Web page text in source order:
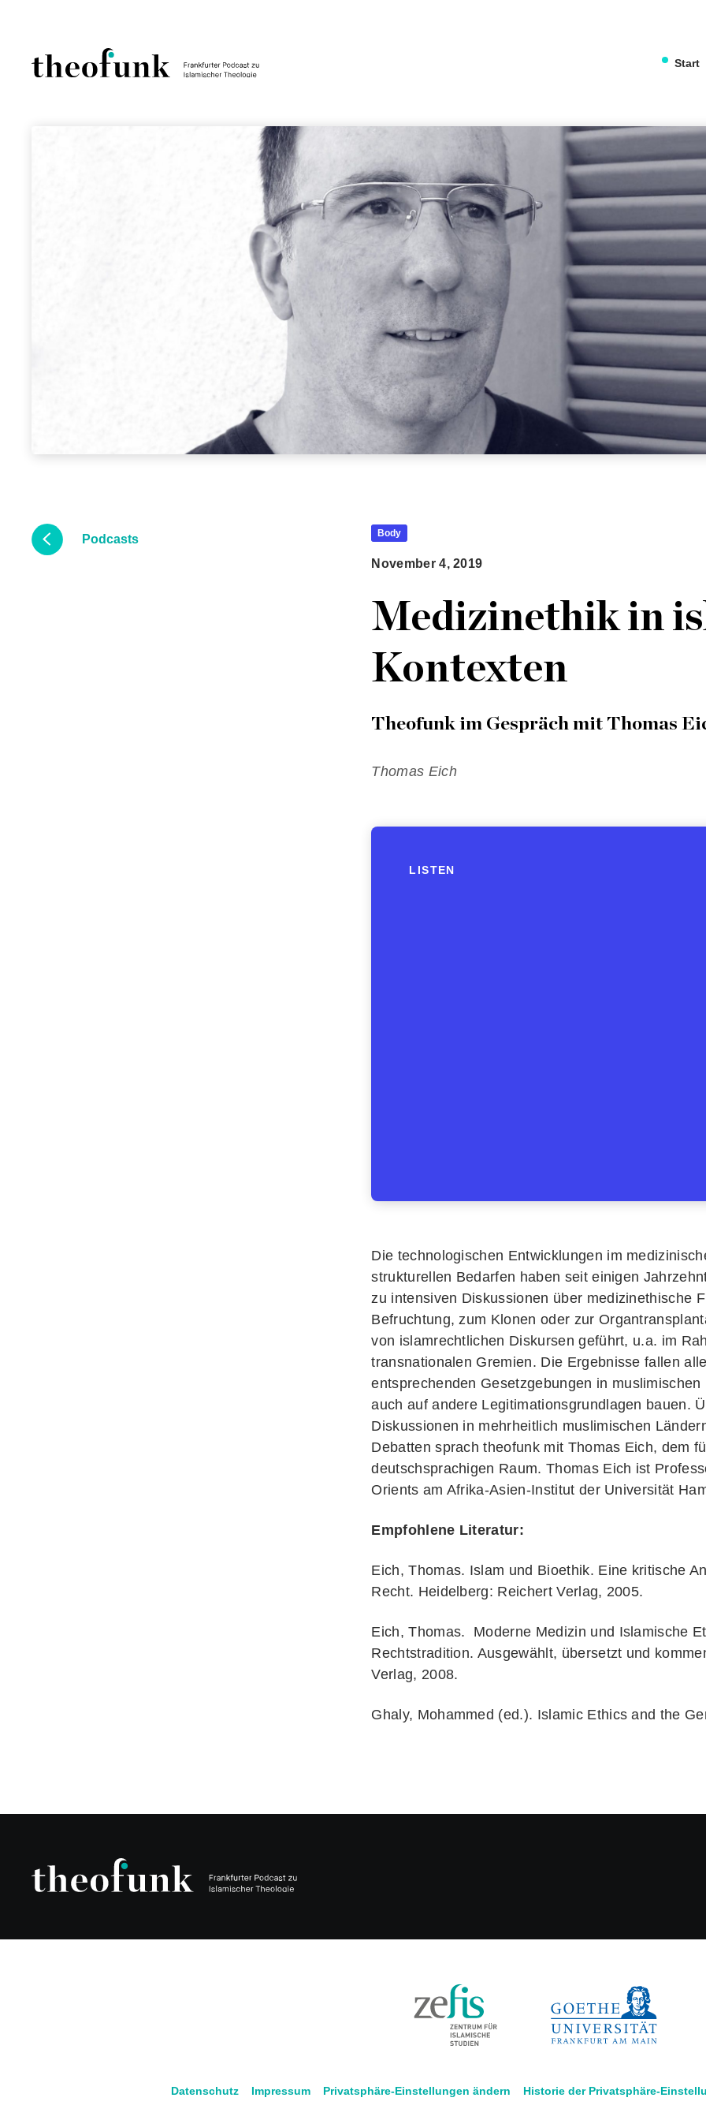
Start
Podcasts Body
November 4, 2019
Medizinethik in
Kontexten
Theofunk im Gespräch mit Thomas
Thomas Eich
LISTEN
Die technologischen Entwicklungen im
strukturellen Bedarfen haben seit einigen
zu intensiven Diskussionen über medizinethische
Befruchtung, zum Klonen oder zur
von islamrechtlichen Diskursen geführt, u.a. im
transnationalen Gremien. Die Ergebnisse fallen
entsprechenden Gesetzgebungen in
auch auf andere Legitimationsgrundlagen bauen.
Diskussionen in mehrheitlich muslimischen
Debatten sprach theofunk mit Thomas Eich, dem
deutschsprachigen Raum. Thomas Eich ist
Orients am Afrika-Asien-Institut der Universität
Empfohlene Literatur:
Eich, Thomas. Islam und Bioethik. Eine kritische
Recht. Heidelberg: Reichert Verlag, 2005.
Eich, Thomas. Moderne Medizin und Islamische
Rechtstradition. Ausgewählt, übersetzt und
Verlag, 2008.
Ghaly, Mohammed (ed.). Islamic Ethics and the
Datenschutz Impressum Privatsphäre-Einstellungen ändern Historie der Privatsphäre-